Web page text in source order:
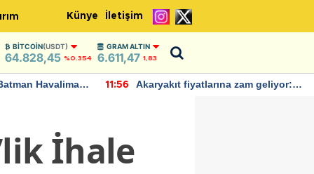
Künye İletişim
BITCOIN(USDT)
64.828,45 %0.354
GRAM ALTIN
6.611,47 1,83
Havalimanı
11:56
Akaryakıt fiyatlarına zam geliyor:
İhale